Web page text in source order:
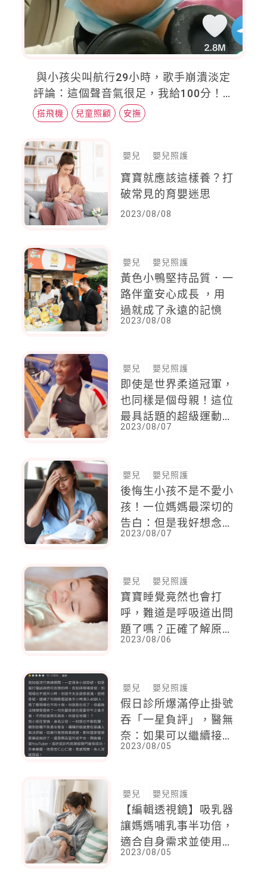
與小孩尖叫航行29小時，歌手崩潰淡定
評論：這個聲音氣很足，我給100分！另
類點評意外爆紅
搭飛機 兒童照顧 安撫
嬰兒 嬰兒照護
寶寶就應該這樣養？打
破常見的育嬰迷思
2023/08/08
嬰兒 嬰兒照護
黃色小鴨堅持品質．一
路伴童安心成長 ，用
過就成了永遠的記憶
2023/08/08
嬰兒 嬰兒照護
即使是世界柔道冠軍，
也同樣是個母親！這位
最具話題的超級運動媽
媽，練習完的下一步，
2023/08/07
嬰兒 嬰兒照護
後悔生小孩不是不愛小
孩！一位媽媽最深切的
告白：但是我好想念
Netflix，還有跟自己
2023/08/07
嬰兒 嬰兒照護
寶寶睡覺竟然也會打
呼，難道是呼吸道出問
題了嗎？正確了解原
因，不要自己嚇自己！
2023/08/06
嬰兒 嬰兒照護
假日診所爆滿停止掛號
吞「一星負評」，醫無
奈：如果可以繼續接，
怎麼會拒絕病人？
2023/08/05
嬰兒 嬰兒照護
【編輯透視鏡】吸乳器
讓媽媽哺乳事半功倍，
適合自身需求並使用舒
適最重要
2023/08/05